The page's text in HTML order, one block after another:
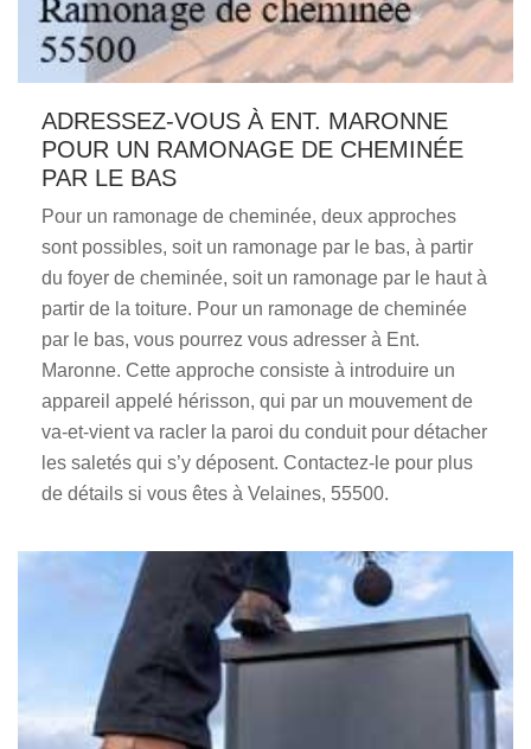
ADRESSEZ-VOUS À ENT. MARONNE
POUR UN RAMONAGE DE CHEMINÉE
PAR LE BAS
Pour un ramonage de cheminée, deux approches
sont possibles, soit un ramonage par le bas, à partir
du foyer de cheminée, soit un ramonage par le haut à
partir de la toiture. Pour un ramonage de cheminée
par le bas, vous pourrez vous adresser à Ent.
Maronne. Cette approche consiste à introduire un
appareil appelé hérisson, qui par un mouvement de
va-et-vient va racler la paroi du conduit pour détacher
les saletés qui s’y déposent. Contactez-le pour plus
de détails si vous êtes à Velaines, 55500.